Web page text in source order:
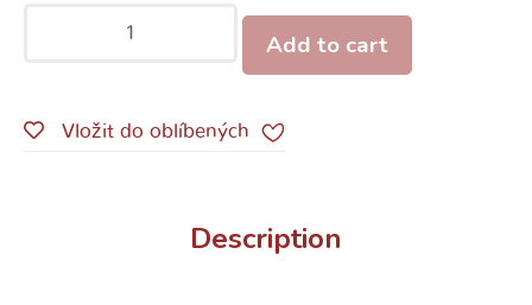
Add to cart
Vložit do oblíbených
Description